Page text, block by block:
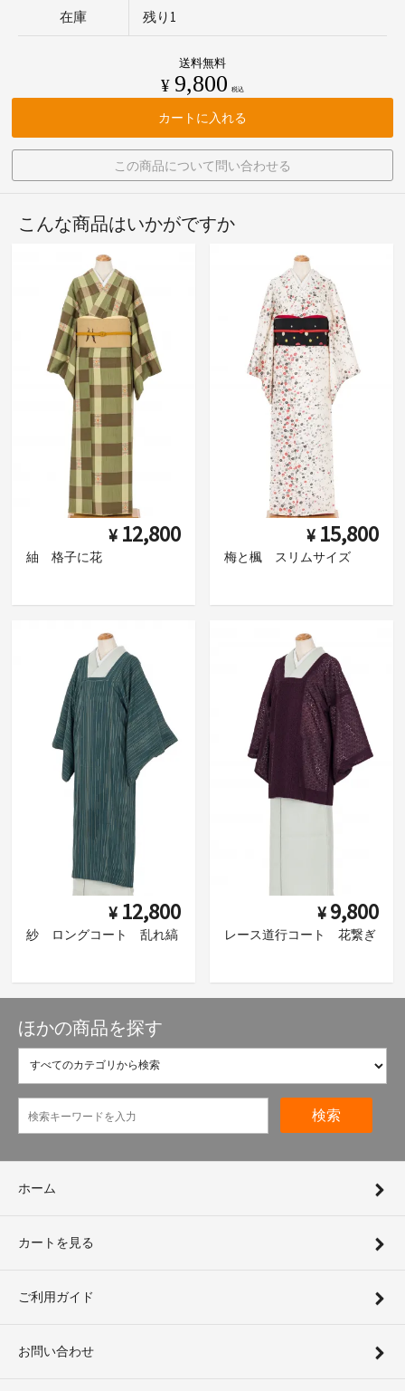
在庫 残り1
送料無料
¥9,800 税込
カートに入れる
この商品について問い合わせる
こんな商品はいかがですか
¥ 12,800
紬 格子に花
¥ 15,800
梅と楓 スリムサイズ
¥ 12,800
紗 ロングコート 乱れ縞
¥ 9,800
レース道行コート 花繋ぎ
ほかの商品を探す
検索
ホーム
カートを見る
ご利用ガイド
お問い合わせ